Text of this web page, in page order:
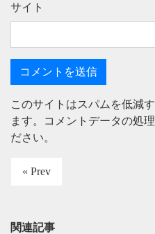
サイト
このサイトはスパムを低減
ます。
コメントデータの処
ださい。
« Prev
関連記事